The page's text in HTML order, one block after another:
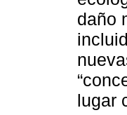
daño
lugar